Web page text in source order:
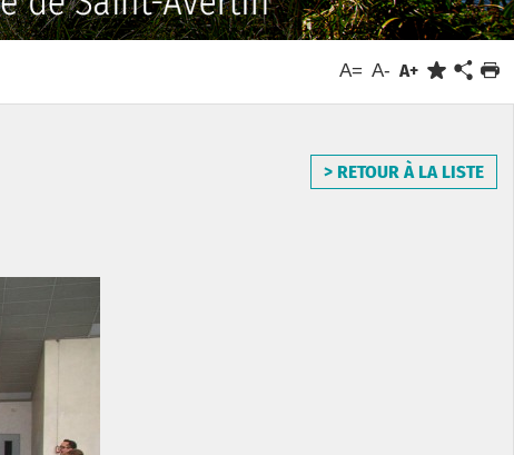
A= A- A+
> RETOUR À LA LISTE